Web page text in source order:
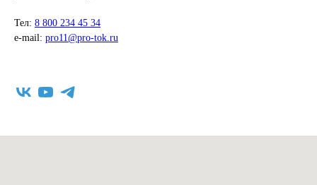
Тел: 8 800 234 45 34
e-mail: pro11@pro-tok.ru